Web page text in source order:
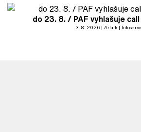
do 23. 8. / PAF vyhlašuje
3. 8. 2026 Artalk